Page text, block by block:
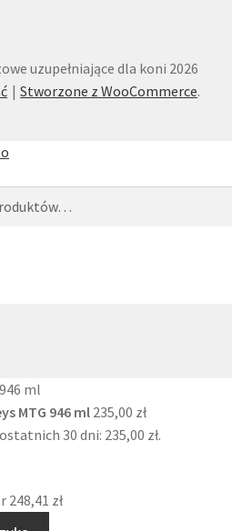
uzupełniające dla koni 2026
Stworzone z WooCommerce.
MTG 946 ml 235,00 zł
30 dni: 235,00 zł.
248,41 zł